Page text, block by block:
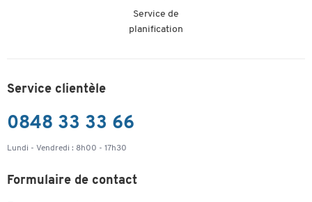
Service de
planification
Service clientèle
0848 33 33 66
Lundi - Vendredi : 8h00 - 17h30
Formulaire de contact